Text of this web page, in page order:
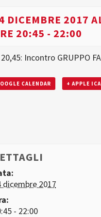
DICEMBRE 2017
20:45 - 22:00
Incontro GRUPPO
CALENDAR + APPLE
dicembre 2017
- 22:00